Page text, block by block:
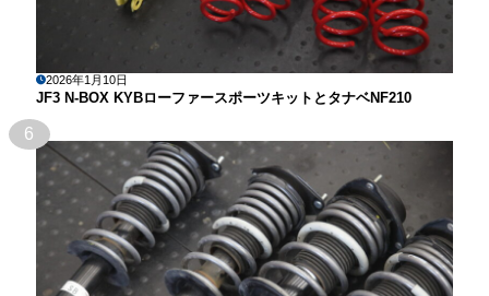
2026年1月10日
JF3 N-BOX KYBローファースポーツキットとタナベNF210
6